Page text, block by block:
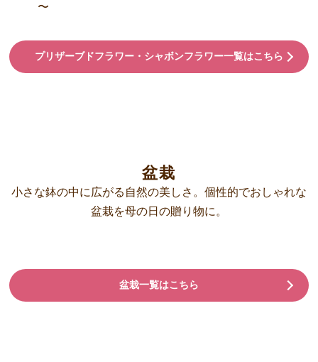
〜
プリザーブドフラワー・シャボンフラワー一覧はこちら
盆栽
小さな鉢の中に広がる自然の美しさ。個性的でおしゃれな
盆栽を母の日の贈り物に。
盆栽一覧はこちら